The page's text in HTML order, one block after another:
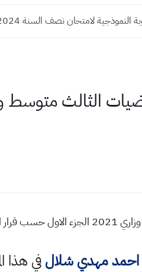
النموذجية لامتحان نصف السنة 2024...
احمد مهدي شلالفي